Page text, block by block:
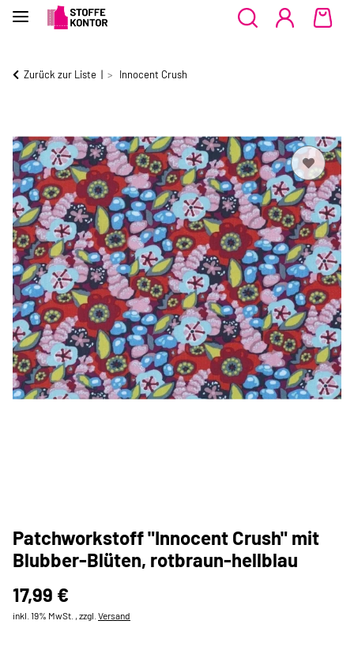
Zurück zur Liste Innocent Crush
Patchworkstoff "Innocent Crush" mit
Blubber-Blüten, rotbraun-hellblau
17,99 €
inkl. 19% MwSt. , zzgl. Versand